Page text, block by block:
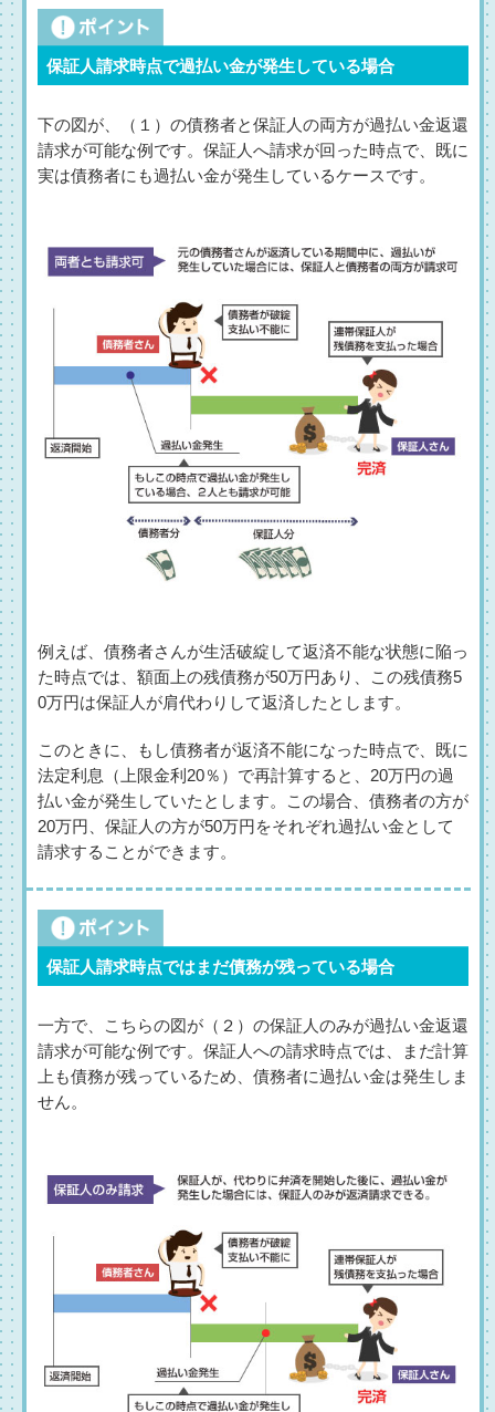
保証人請求時点で過払い金が発生している場合
下の図が、（１）の債務者と保証人の両方が過払い金返還
請求が可能な例です。保証人へ請求が回った時点で、既に
実は債務者にも過払い金が発生しているケースです。
例えば、債務者さんが生活破綻して返済不能な状態に陥っ
た時点では、額面上の残債務が50万円あり、この残債務5
0万円は保証人が肩代わりして返済したとします。
このときに、もし債務者が返済不能になった時点で、既に
法定利息（上限金利20％）で再計算すると、20万円の過
払い金が発生していたとします。この場合、債務者の方が
20万円、保証人の方が50万円をそれぞれ過払い金として
請求することができます。
保証人請求時点ではまだ債務が残っている場合
一方で、こちらの図が（２）の保証人のみが過払い金返還
請求が可能な例です。保証人への請求時点では、まだ計算
上も債務が残っているため、債務者に過払い金は発生しま
せん。